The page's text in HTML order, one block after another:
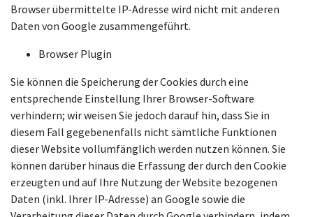
Browser übermittelte IP-Adresse wird nicht mit anderen
Daten von Google zusammengeführt.
Browser Plugin
Sie können die Speicherung der Cookies durch eine
entsprechende Einstellung Ihrer Browser-Software
verhindern; wir weisen Sie jedoch darauf hin, dass Sie in
diesem Fall gegebenenfalls nicht sämtliche Funktionen
dieser Website vollumfänglich werden nutzen können. Sie
können darüber hinaus die Erfassung der durch den Cookie
erzeugten und auf Ihre Nutzung der Website bezogenen
Daten (inkl. Ihrer IP-Adresse) an Google sowie die